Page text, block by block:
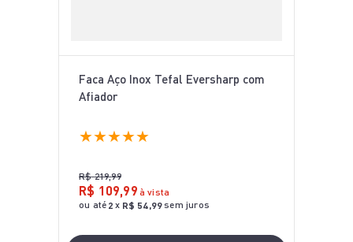
Faca Aço Inox Tefal Eversharp com
Afiador
★★★★★
R$ 219,99
R$ 109,99 à vista
ou até 2 x R$ 54,99sem juros